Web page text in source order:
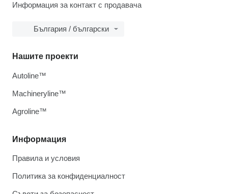
Информация за контакт с продавача
България / български
Информация
Правила и условия
Политика за конфиденциалност
Нашите проекти
Autoline™
Machineryline™
Agroline™